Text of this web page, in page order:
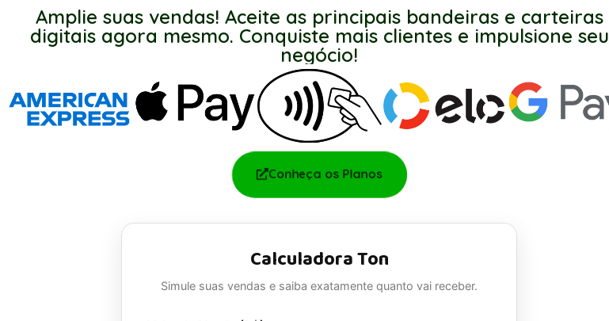
Amplie suas vendas! Aceite as principais bandeiras e carteiras
digitais agora mesmo. Conquiste mais clientes e impulsione seu
negócio!
Conheça os Planos
Calculadora Ton
Simule suas vendas e saiba exatamente quanto vai receber.